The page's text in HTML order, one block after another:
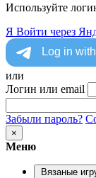
Используйте
Я Войти через
или
Логин или email
Забыли пароль?
×
Меню
Вязаные